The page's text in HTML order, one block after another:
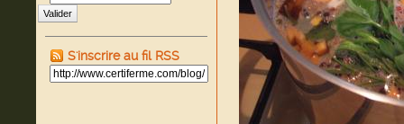
Valider
S'inscrire au fil RSS